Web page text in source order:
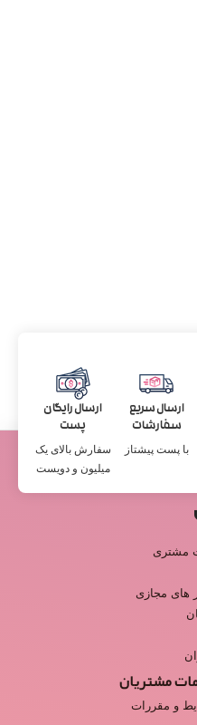
ارسال سریع
سفارشات
با پست پیشتاز
ارسال رایگان
پست
سفارش بالای یک
میلیون و دویست
مشتری
های مجازی
مشتریان
و مقررات